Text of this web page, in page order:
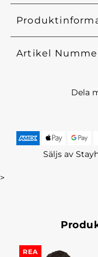
Artikel
Dela
Säljs av
>
REA